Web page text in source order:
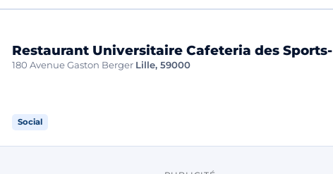
Restaurant Universitaire Cafeteria des Sports-
180 Avenue Gaston Berger Lille, 59000
Social